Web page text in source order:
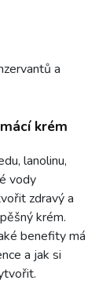
a
krém
lanolinu,
vody
zdravý a
krém.
benefity má
a jak si